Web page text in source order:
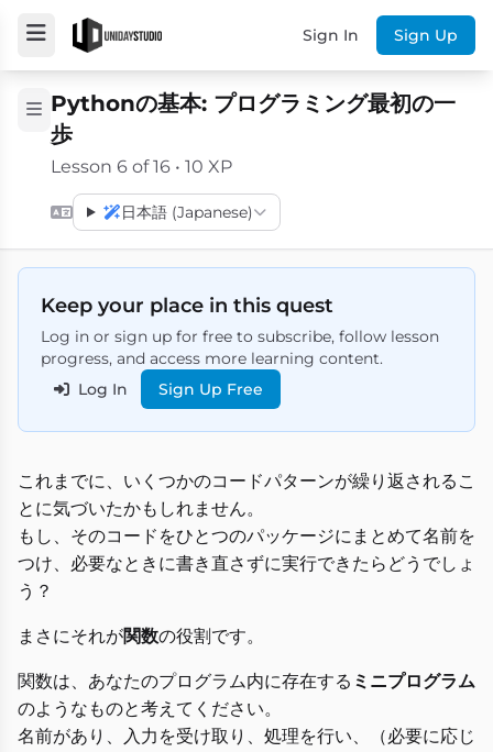
Sign In Sign Up
Pythonの基本: プログラミング最初の一
歩
Lesson 6 of 16 • 10 XP
日本語 (Japanese)
Keep your place in this quest
Log in or sign up for free to subscribe, follow lesson
progress, and access more learning content.
Log In
Sign Up Free
これまでに、いくつかのコードパターンが繰り返されるこ
とに気づいたかもしれません。
もし、そのコードをひとつのパッケージにまとめて名前を
つけ、必要なときに書き直さずに実行できたらどうでしょ
う？
まさにそれが関数の役割です。
関数は、あなたのプログラム内に存在する ミニプログラム
のようなものと考えてください。
名前があり、入力を受け取り、処理を行い、（必要に応じ